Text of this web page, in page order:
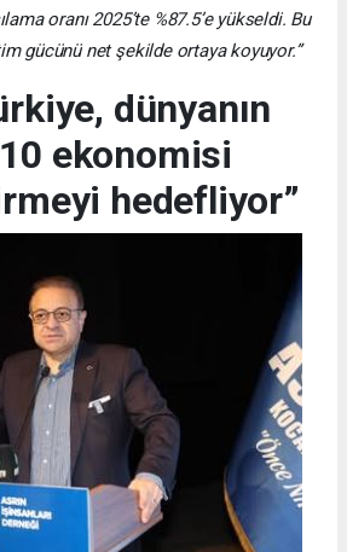
oranı 2025’te %87.5’e yükseldi. Bu
gücünü net şekilde ortaya koyuyor.”
dünyanın
ekonomisi
hedefliyor”